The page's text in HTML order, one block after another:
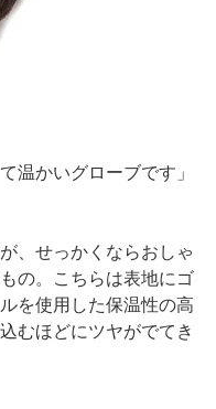
温かいグローブです」
、せっかくならおしゃ
の。こちらは表地にゴ
を使用した保温性の高
むほどにツヤがでてき